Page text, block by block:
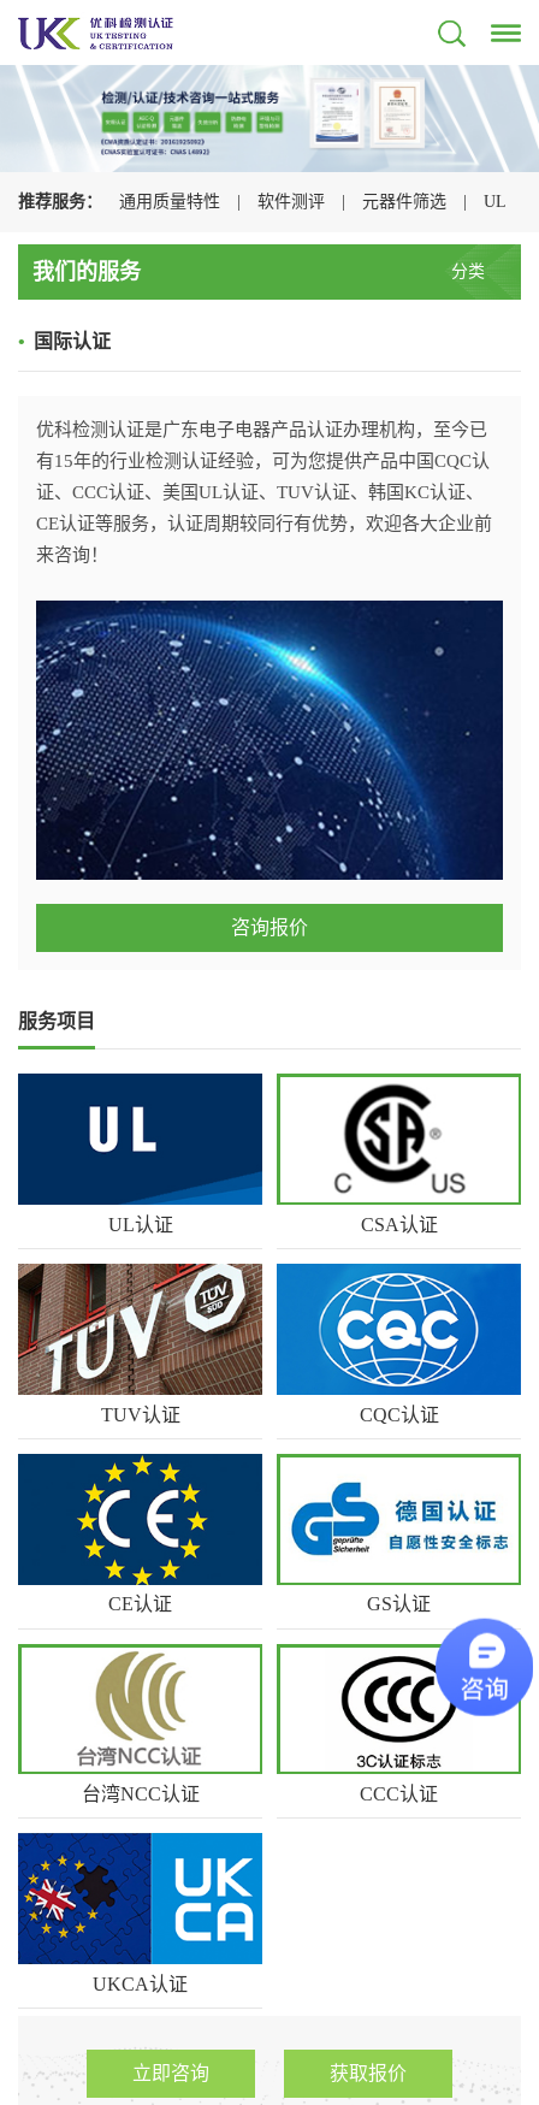
推荐服务： 通用质量特性 | 软件测评 | 元器件筛选 | UL
认证 | CSA认证
我们的服务 分类
• 国际认证
优科检测认证是广东电子电器产品认证办理机构，至今已
有15年的行业检测认证经验，可为您提供产品中国CQC认
证、CCC认证、美国UL认证、TUV认证、韩国KC认证、
CE认证等服务，认证周期较同行有优势，欢迎各大企业前
来咨询！
咨询报价
服务项目
UL认证
广东优科检测是获得UL授权的
专业第…
CSA认证
优科检测是获得CSA授权的第
三方CS…
TUV认证
优科检测认证是已获得TUV南
德授权…
CQC认证
认证中…
CE认证
广东优科检测是CE认证发证机
构，我…
GS认证
GS认证是德文 "geprfte Sich…
台湾NCC认证
优科检测是专业第三方台湾
NCC认证…
CCC认证
UKCA认证
Conformi…
立即咨询 获取报价